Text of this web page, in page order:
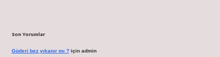
Son Yorumlar
Güderi bez yıkanır mı ?için admin